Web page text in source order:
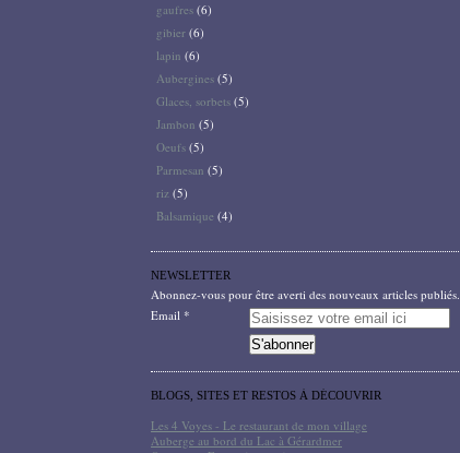
gaufres (6)
gibier (6)
lapin (6)
Aubergines (5)
Glaces, sorbets (5)
Jambon (5)
Oeufs (5)
Parmesan (5)
riz (5)
Balsamique (4)
NEWSLETTER
Abonnez-vous pour être averti des nouveaux articles publiés.
Email
BLOGS, SITES ET RESTOS À DÉCOUVRIR
Les 4 Voyes - Le restaurant de mon village
Auberge au bord du Lac à Gérardmer